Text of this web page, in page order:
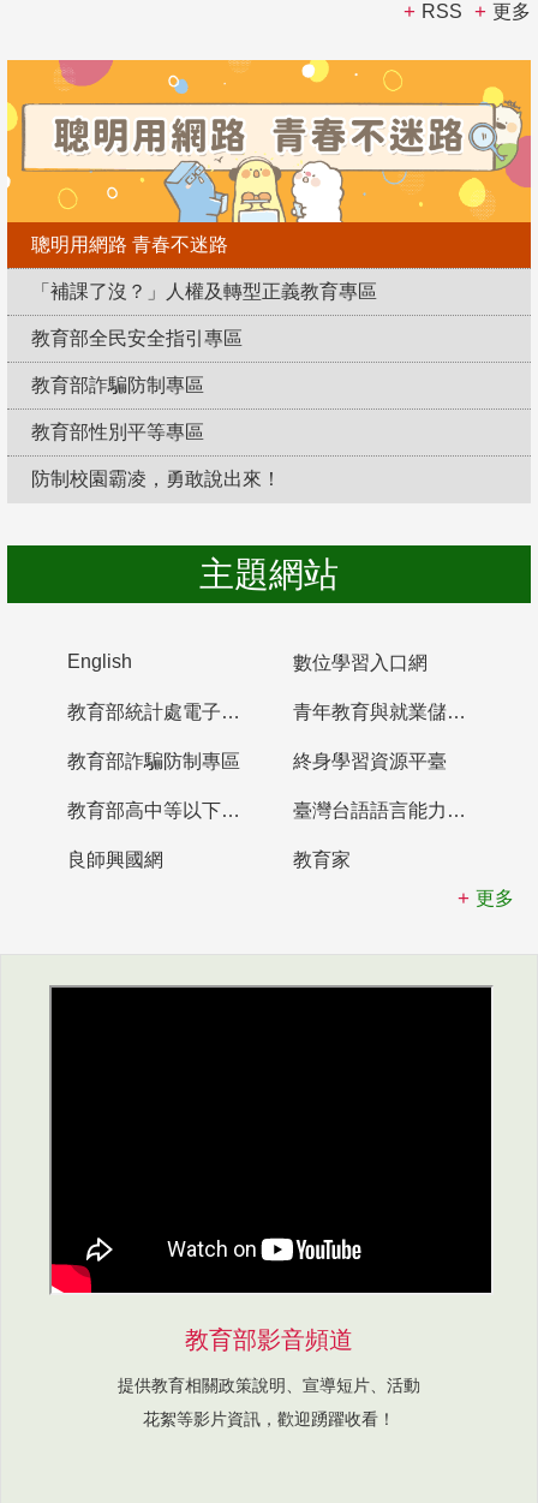
RSS 更多
聰明用網路 青春不迷路
「補課了沒？」人權及轉型正義教育專區
教育部全民安全指引專區
教育部詐騙防制專區
教育部性別平等專區
防制校園霸凌，勇敢說出來！
主題網站
English 數位學習入口網
教育部統計處電子書櫃 青年教育與就業儲蓄帳戶
教育部詐騙防制專區 終身學習資源平臺
教育部高中等以下學校及幼兒園教師資格檢定考試 臺灣台語語言能力認證網站
良師興國網
教育家
更多
教育部影音頻道
提供教育相關政策說明、宣導短片、活動
花絮等影片資訊，歡迎踴躍收看！